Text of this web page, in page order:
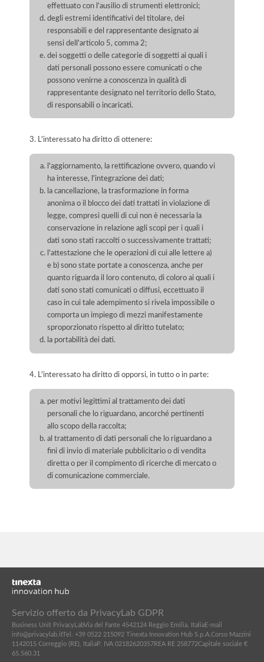
effettuato con l'ausilio di strumenti elettronici;
degli estremi identificativi del titolare, dei
responsabili e del rappresentante designato ai
sensi dell'articolo 5, comma 2;
dei soggetti o delle categorie di soggetti ai quali i
dati personali possono essere comunicati o che
possono venirne a conoscenza in qualità di
rappresentante designato nel territorio dello Stato,
di responsabili o incaricati.
3. L'interessato ha diritto di ottenere:
l'aggiornamento, la rettificazione ovvero, quando vi
ha interesse, l'integrazione dei dati;
la cancellazione, la trasformazione in forma
anonima o il blocco dei dati trattati in violazione di
legge, compresi quelli di cui non è necessaria la
conservazione in relazione agli scopi per i quali i
dati sono stati raccolti o successivamente trattati;
l'attestazione che le operazioni di cui alle lettere a)
e b) sono state portate a conoscenza, anche per
quanto riguarda il loro contenuto, di coloro ai quali i
dati sono stati comunicati o diffusi, eccettuato il
caso in cui tale adempimento si rivela impossibile o
comporta un impiego di mezzi manifestamente
sproporzionato rispetto al diritto tutelato;
la portabilità dei dati.
4. L'interessato ha diritto di opporsi, in tutto o in parte:
per motivi legittimi al trattamento dei dati
personali che lo riguardano, ancorché pertinenti
allo scopo della raccolta;
al trattamento di dati personali che lo riguardano a
fini di invio di materiale pubblicitario o di vendita
diretta o per il compimento di ricerche di mercato o
di comunicazione commerciale.
Servizio offerto da PrivacyLab GDPR
Business Unit PrivacyLabVia del Fante 4542124 Reggio Emilia, ItaliaE-mail
info@privacylab.itTel. +39 0522 215092 Tinexta Innovation Hub S.p.A. Corso Mazzini
11 42015 Correggio (RE), ItaliaP. IVA 02182620357REA RE 258772Capitale sociale €
65.560,31